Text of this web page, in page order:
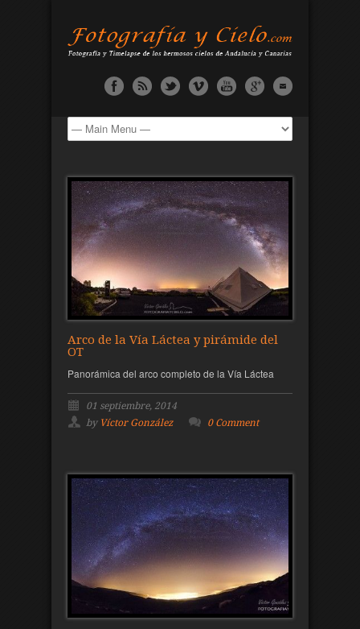
Arco de la Vía Láctea y pirámide del
OT
Panorámica del arco completo de la Vía Láctea
01 septiembre, 2014
by Víctor González 0 Comment